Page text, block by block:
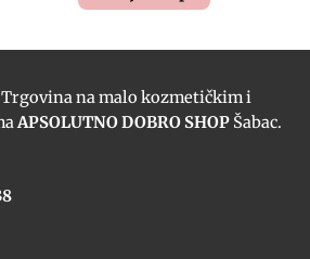
na malo kozmetičkim i
APSOLUTNO DOBRO SHOP Šabac.